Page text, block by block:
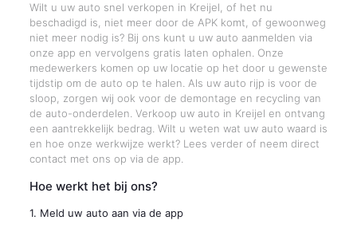
Wilt u uw auto snel verkopen in Kreijel, of het nu
beschadigd is, niet meer door de APK komt, of gewoonweg
niet meer nodig is? Bij ons kunt u uw auto aanmelden via
onze app en vervolgens gratis laten ophalen. Onze
medewerkers komen op uw locatie op het door u gewenste
tijdstip om de auto op te halen. Als uw auto rijp is voor de
sloop, zorgen wij ook voor de demontage en recycling van
de auto-onderdelen. Verkoop uw auto in Kreijel en ontvang
een aantrekkelijk bedrag. Wilt u weten wat uw auto waard is
en hoe onze werkwijze werkt? Lees verder of neem direct
contact met ons op via de app.
Hoe werkt het bij ons?
1. Meld uw auto aan via de app